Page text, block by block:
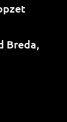
Breda,